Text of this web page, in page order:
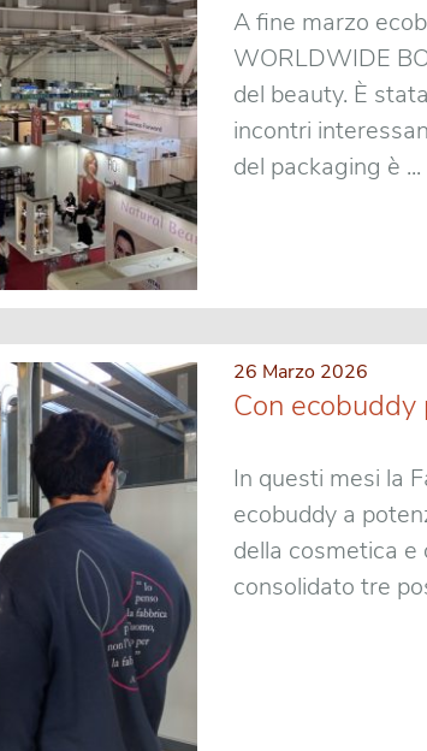
A fine marzo
WORLDWIDE
del beauty. È
incontri
del packaging è ...
26 Marzo 2026
Con
In questi mesi la
ecobuddy a
della cosmetica
consolidato tre